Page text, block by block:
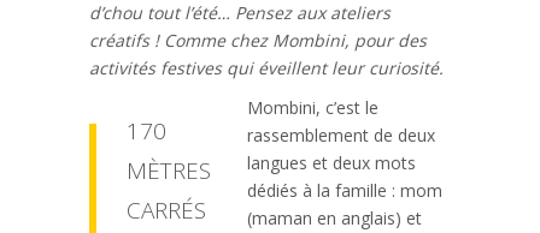
d’chou tout l’été… Pensez aux ateliers
créatifs ! Comme chez Mombini, pour des
activités festives qui éveillent leur curiosité.
170
MÈTRES
CARRÉS
Mombini, c’est le
rassemblement de deux
langues et deux mots
dédiés à la famille : mom
(maman en anglais) et